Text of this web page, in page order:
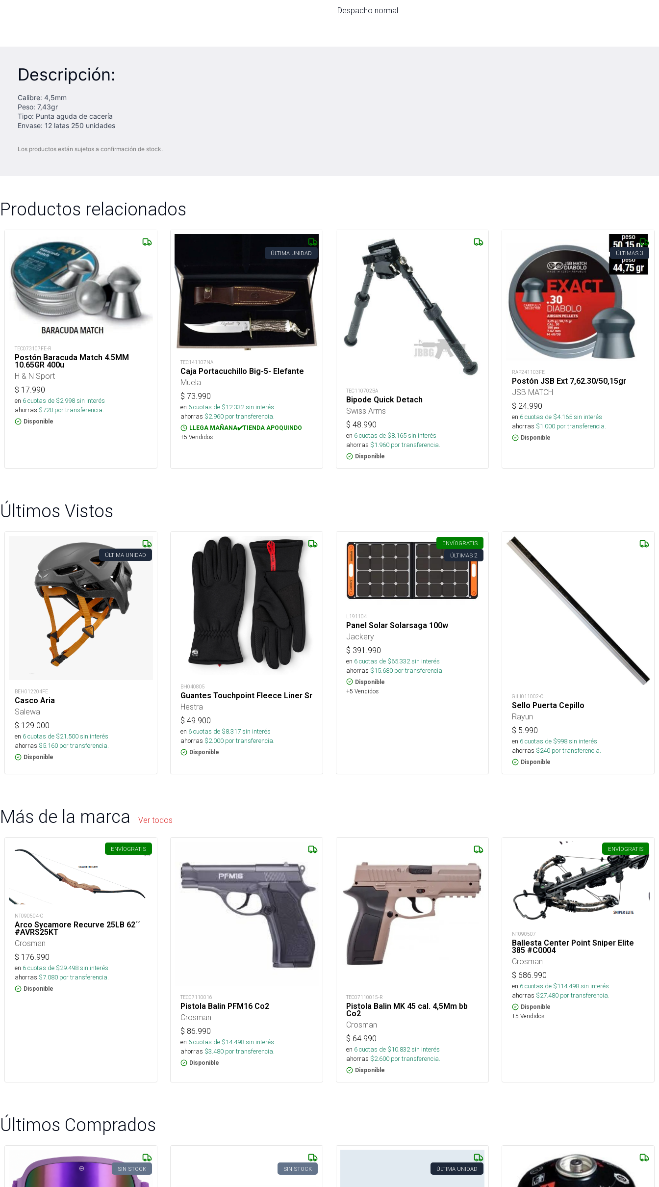
Despacho normal
Descripción:
Calibre: 4,5mm
Peso: 7,43gr
Tipo: Punta aguda de cacería
Envase: 12 latas 250 unidades
Los productos están sujetos a confirmación de stock.
Productos relacionados
TEC073107FE-R
Postón Baracuda Match 4.5MM
10.65GR 400u
H & N Sport
$ 17.990
en 6cuotas de $2.998sin interés
ahorras $720 por transferencia.
Disponible
ÚLTIMA UNIDAD
TEC141107NA
Caja Portacuchillo Big-5- Elefante
Muela
$ 73.990
en 6cuotas de $12.332sin interés
ahorras $2.960 por transferencia.
LLEGA MAÑANA✔️TIENDA APOQUINDO
+5 Vendidos
TEC110702BA
Bipode Quick Detach
Swiss Arms
$ 48.990
en 6cuotas de $8.165sin interés
ahorras $1.960 por transferencia.
Disponible
ÚLTIMAS 3
RAP241103FE
Postón JSB Ext 7,62.30/50,15gr
JSB MATCH
$ 24.990
en 6cuotas de $4.165sin interés
ahorras $1.000 por transferencia.
Disponible
Últimos Vistos
ÚLTIMA UNIDAD
BEH012204FE
Casco Aria
Salewa
$ 129.000
en 6cuotas de $21.500sin interés
ahorras $5.160 por transferencia.
Disponible
BH040805
Guantes Touchpoint Fleece Liner Sr
Hestra
$ 49.900
en 6cuotas de $8.317sin interés
ahorras $2.000 por transferencia.
Disponible
ENVÍOGRATIS
ÚLTIMAS 2
L191104
Panel Solar Solarsaga 100w
Jackery
$ 391.990
en 6cuotas de $65.332sin interés
ahorras $15.680 por transferencia.
Disponible
+5 Vendidos
GILI011002-C
Sello Puerta Cepillo
Rayun
$ 5.990
en 6cuotas de $998sin interés
ahorras $240 por transferencia.
Disponible
Más de la marca Ver todos
ENVÍOGRATIS
NT090504-C
Arco Sycamore Recurve 25LB 62´´
#AVRS25KT
Crosman
$ 176.990
en 6cuotas de $29.498sin interés
ahorras $7.080 por transferencia.
Disponible
TEC07110016
Pistola Balin PFM16 Co2
Crosman
$ 86.990
en 6cuotas de $14.498sin interés
ahorras $3.480 por transferencia.
Disponible
TEC07110015-R
Pistola Balin MK 45 cal. 4,5Mm bb
Co2
Crosman
$ 64.990
en 6cuotas de $10.832sin interés
ahorras $2.600 por transferencia.
Disponible
ENVÍOGRATIS
NT090507
Ballesta Center Point Sniper Elite
385 #C0004
Crosman
$ 686.990
en 6cuotas de $114.498sin interés
ahorras $27.480 por transferencia.
Disponible
+5 Vendidos
Últimos Comprados
SIN STOCK SIN STOCK ÚLTIMA UNIDAD